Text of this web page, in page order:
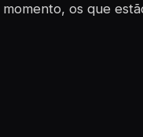
momento, os que